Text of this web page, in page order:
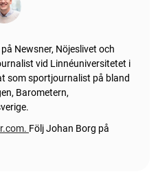
Newsner, Nöjeslivet och
vid Linnéuniversitetet i
som sportjournalist på bland
Barometern,
. Följ Johan Borg på